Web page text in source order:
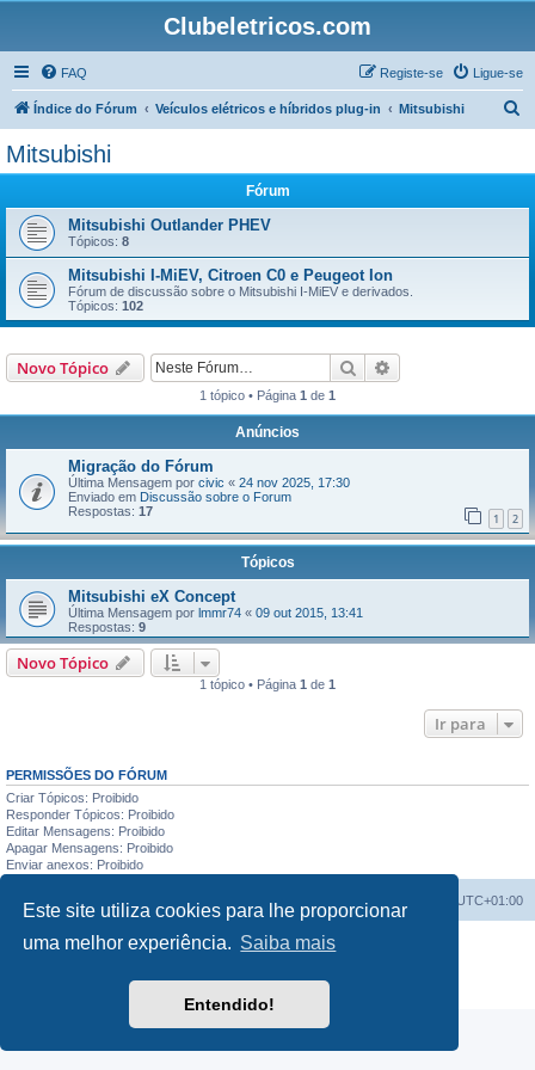
Este site utiliza cookies para lhe proporcionar
uma melhor experiência. Saiba mais
Entendido!
Clubeletricos.com
FAQ Ligue-se
Registe-se
Índice do Fórum Veículos elétricos e híbridos plug-in Mitsubishi
Mitsubishi
Fórum
Mitsubishi Outlander PHEV
Tópicos: 8
Mitsubishi I-MiEV, Citroen C0 e Peugeot Ion
Fórum de discussão sobre o Mitsubishi I-MiEV e derivados.
Tópicos: 102
Novo Tópico Pesquisar
1 tópico • Página 1 de 1
Anúncios
Migração do Fórum
Última Mensagem por civic « 24 nov 2025, 17:30
Enviado em Discussão sobre o Forum
Respostas: 17 1 2
Tópicos
Mitsubishi eX Concept
Última Mensagem por lmmr74 « 09 out 2015, 13:41
Respostas: 9
Novo Tópico
1 tópico • Página 1 de 1
Ir para
PERMISSÕES DO FÓRUM
Criar Tópicos: Proibido
Responder Tópicos: Proibido
Editar Mensagens: Proibido
Apagar Mensagens: Proibido
Enviar anexos: Proibido
Índice do Fórum O Fuso Horário do Fórum é UTC+01:00
Desenvolvido porphpBB
® Forum Software © phpBB Limited